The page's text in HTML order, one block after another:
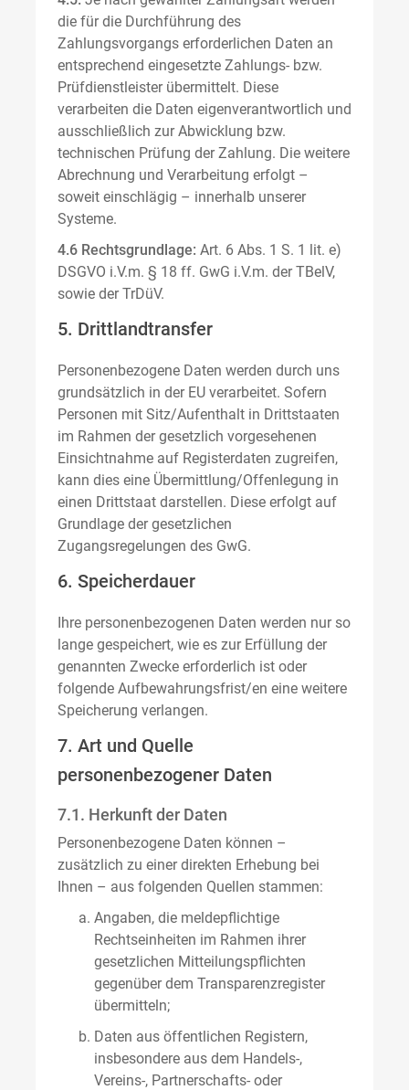
die für die Durchführung des
Zahlungsvorgangs erforderlichen Daten an
entsprechend eingesetzte Zahlungs- bzw.
Prüfdienstleister übermittelt. Diese
verarbeiten die Daten eigenverantwortlich und
ausschließlich zur Abwicklung bzw.
technischen Prüfung der Zahlung. Die weitere
Abrechnung und Verarbeitung erfolgt –
soweit einschlägig – innerhalb unserer
Systeme.
4.6 Rechtsgrundlage: Art. 6 Abs. 1 S. 1 lit. e)
DSGVO i.V.m. § 18 ff. GwG i.V.m. der TBelV,
sowie der TrDüV.
5. Drittlandtransfer
Personenbezogene Daten werden durch uns
grundsätzlich in der EU verarbeitet. Sofern
Personen mit Sitz/Aufenthalt in Drittstaaten
im Rahmen der gesetzlich vorgesehenen
Einsichtnahme auf Registerdaten zugreifen,
kann dies eine Übermittlung/Offenlegung in
einen Drittstaat darstellen. Diese erfolgt auf
Grundlage der gesetzlichen
Zugangsregelungen des GwG.
6. Speicherdauer
Ihre personenbezogenen Daten werden nur so
lange gespeichert, wie es zur Erfüllung der
genannten Zwecke erforderlich ist oder
folgende Aufbewahrungsfrist/en eine weitere
Speicherung verlangen.
7. Art und Quelle
personenbezogener Daten
7.1. Herkunft der Daten
Personenbezogene Daten können –
zusätzlich zu einer direkten Erhebung bei
Ihnen – aus folgenden Quellen stammen:
Angaben, die meldepflichtige
Rechtseinheiten im Rahmen ihrer
gesetzlichen Mitteilungspflichten
gegenüber dem Transparenzregister
übermitteln;
Daten aus öffentlichen Registern,
insbesondere aus dem Handels-,
Vereins-, Partnerschafts- oder